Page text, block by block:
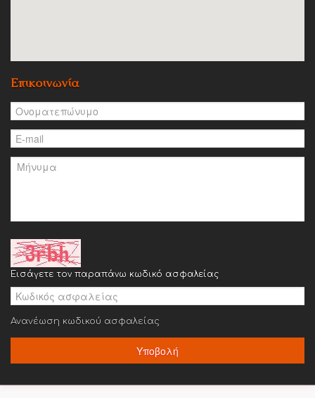
Επικοινωνία
Εισάγετε τον παραπάνω κωδικό ασφαλείας
Ανανέωση κωδικού ασφαλείας
Υποβολή